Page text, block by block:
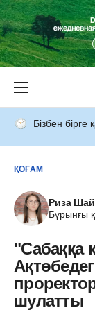
Бізбен бірге
ҚОҒАМ
Риза
Бұрынғы
"Сабаққа
шулатты